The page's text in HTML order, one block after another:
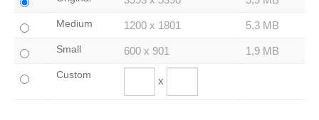
Medium 1200 x 1801 5,3 MB
Small 600 x 901 1,9 MB
Custom x